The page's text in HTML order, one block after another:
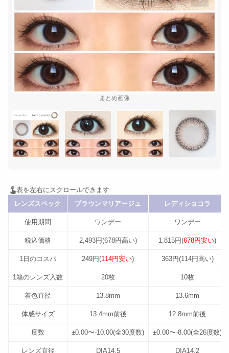
まとめ画像
レンズスペック ブラウンマリアージュ レディショコラ
使用期間 ワンデー ワンデー
税込価格 2,493円(678円高い) 1,815円(678円安い)
1日のコスパ 249円(114円安い) 363円(114円高い)
1箱のレンズ入数 20枚 10枚
着色直径 13.8mm 13.6mm
体感サイズ 13.4mm前後 12.8mm前後
度数 ±0.00〜-10.00(全30度数) ±0.00〜-8.00(全26度数)
レンズ直径 DIA14.5 DIA14.2